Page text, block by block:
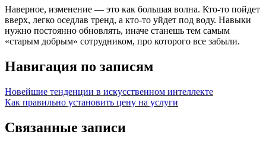
Наверное, изменение — это как большая волна. Кто-то пойдет
вверх, легко оседлав тренд, а кто-то уйдет под воду. Навыки
нужно постоянно обновлять, иначе станешь тем самым
«старым добрым» сотрудником, про которого все забыли.
Навигация по записям
Новейшие тенденции в искусственном интеллекте
Как правильно установить цену на услуги
Связанные записи